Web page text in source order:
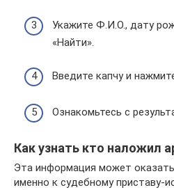
Укажите Ф.И.О., дату
«Найти».
Введите капчу и
Ознакомьтесь с
Как узнать кто наложил
Эта информация может
именно к судебному приставу-